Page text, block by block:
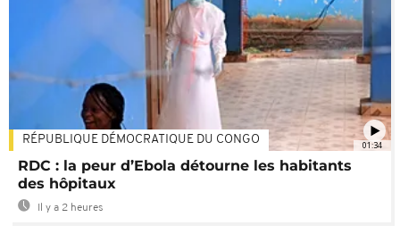
01:34
RÉPUBLIQUE DÉMOCRATIQUE DU CONGO
RDC : la peur d’Ebola détourne les habitants
des hôpitaux
Il y a 2 heures